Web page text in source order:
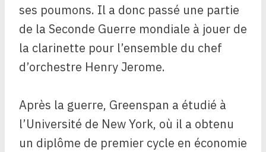
ses poumons. Il a donc passé une partie
de la Seconde Guerre mondiale à jouer de
la clarinette pour l’ensemble du chef
d’orchestre Henry Jerome.
Après la guerre, Greenspan a étudié à
l’Université de New York, où il a obtenu
un diplôme de premier cycle en économie